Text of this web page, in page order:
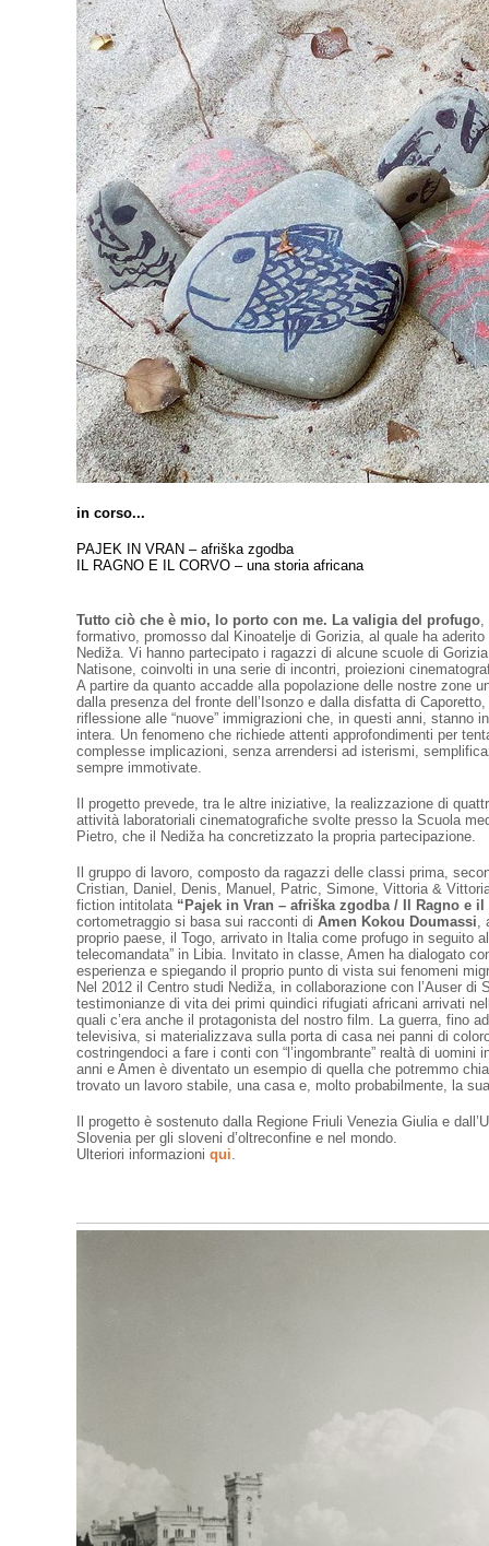
in corso...
PAJEK IN VRAN – afriška zgodba
IL RAGNO E IL CORVO – una storia africana
Tutto ciò che è mio, lo porto con me. La valigia del profugo,
formativo, promosso dal Kinoatelje di Gorizia, al quale ha
Nediža. Vi hanno partecipato i ragazzi di alcune scuole di
Natisone, coinvolti in una serie di incontri, proiezioni
A partire da quanto accadde alla popolazione delle nostre zone
dalla presenza del fronte dell’Isonzo e dalla disfatta di
riflessione alle “nuove” immigrazioni che, in questi anni, stanno
intera. Un fenomeno che richiede attenti approfondimenti per
complesse implicazioni, senza arrendersi ad isterismi,
sempre immotivate.
Il progetto prevede, tra le altre iniziative, la realizzazione di
attività laboratoriali cinematografiche svolte presso la Scuola
Pietro, che il Nediža ha concretizzato la propria partecipazione.
Il gruppo di lavoro, composto da ragazzi delle classi prima,
Cristian, Daniel, Denis, Manuel, Patric, Simone, Vittoria &
fiction intitolata “Pajek in Vran – afriška zgodba / Il Ragno e
cortometraggio si basa sui racconti di Amen Kokou Doumassi,
proprio paese, il Togo, arrivato in Italia come profugo in seguito
telecomandata” in Libia. Invitato in classe, Amen ha dialogato
esperienza e spiegando il proprio punto di vista sui fenomeni
Nel 2012 il Centro studi Nediža, in collaborazione con l’Auser di
testimonianze di vita dei primi quindici rifugiati africani arrivati
quali c’era anche il protagonista del nostro film. La guerra, fino
televisiva, si materializzava sulla porta di casa nei panni di
costringendoci a fare i conti con “l’ingombrante” realtà di
anni e Amen è diventato un esempio di quella che potremmo
trovato un lavoro stabile, una casa e, molto probabilmente, la
Il progetto è sostenuto dalla Regione Friuli Venezia Giulia e
Slovenia per gli sloveni d’oltreconfine e nel mondo.
Ulteriori informazioni qui.